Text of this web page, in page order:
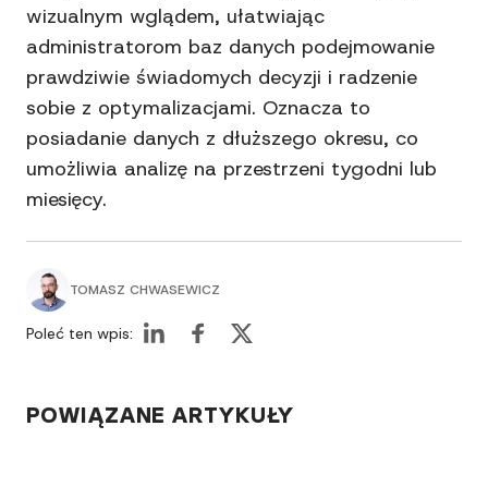
wizualnym wglądem, ułatwiając
administratorom baz danych podejmowanie
prawdziwie świadomych decyzji i radzenie
sobie z optymalizacjami. Oznacza to
posiadanie danych z dłuższego okresu, co
umożliwia analizę na przestrzeni tygodni lub
miesięcy.
TOMASZ CHWASEWICZ
Poleć ten wpis:
POWIĄZANE ARTYKUŁY